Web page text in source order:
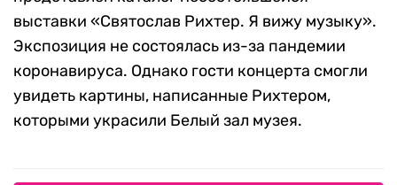
выставки «Святослав Рихтер. Я вижу музыку».
Экспозиция не состоялась из-за пандемии
коронавируса. Однако гости концерта смогли
увидеть картины, написанные Рихтером,
которыми украсили Белый зал музея.